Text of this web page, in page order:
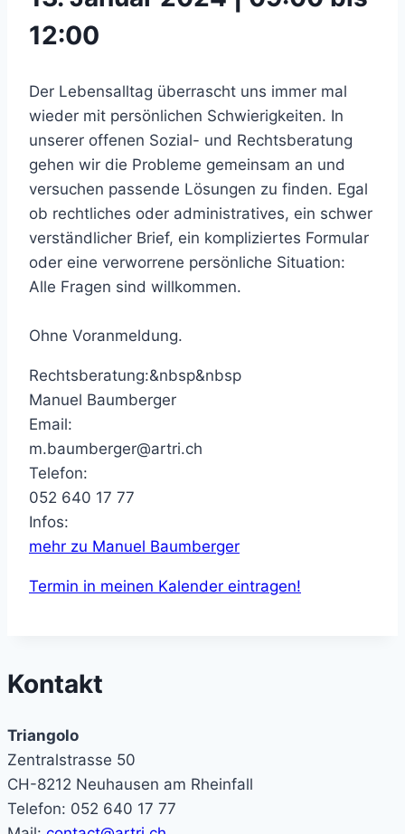
12:00
Der Lebensalltag überrascht uns immer mal
wieder mit persönlichen Schwierigkeiten. In
unserer offenen Sozial- und Rechtsberatung
gehen wir die Probleme gemeinsam an und
versuchen passende Lösungen zu finden. Egal
ob rechtliches oder administratives, ein schwer
verständlicher Brief, ein kompliziertes Formular
oder eine verworrene persönliche Situation:
Alle Fragen sind willkommen.
Ohne Voranmeldung.
Rechtsberatung:&nbsp&nbsp
Manuel Baumberger
Email:
m.baumberger@artri.ch
Telefon:
052 640 17 77
Infos:
mehr zu Manuel Baumberger
Termin in meinen Kalender eintragen!
Kontakt
Triangolo
Zentralstrasse 50
CH-8212 Neuhausen am Rheinfall
Telefon: 052 640 17 77